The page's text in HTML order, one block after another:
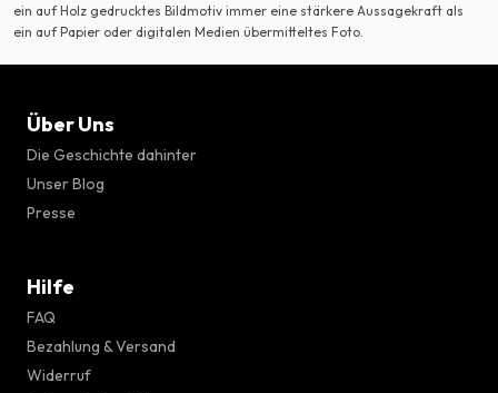
ein auf Holz gedrucktes Bildmotiv immer eine stärkere Aussagekraft als
ein auf Papier oder digitalen Medien übermitteltes Foto.
Über Uns
Die Geschichte dahinter
Unser Blog
Presse
Hilfe
FAQ
Bezahlung & Versand
Widerruf